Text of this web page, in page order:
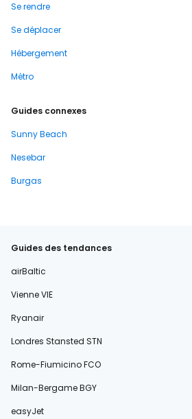
Se rendre
Se déplacer
Hébergement
Métro
Guides connexes
Sunny Beach
Nesebar
Burgas
Guides des tendances
airBaltic
Vienne VIE
Ryanair
Londres Stansted STN
Rome-Fiumicino FCO
Milan-Bergame BGY
easyJet